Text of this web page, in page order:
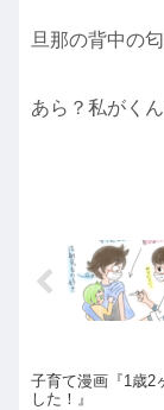
旦那の背中の
あら？私がく
子育て漫画『1歳2
した！』